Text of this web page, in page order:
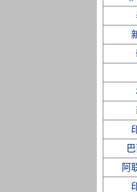
阿